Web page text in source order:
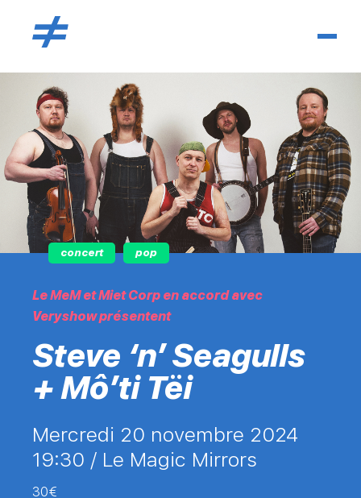
concert pop
Le MeM et Miet Corp en accord avec
Veryshow présentent
Steve ‘n’ Seagulls
+ Mô’ti Tëi
mercredi 20 novembre 2024
19:30 / Le Magic Mirrors
30€